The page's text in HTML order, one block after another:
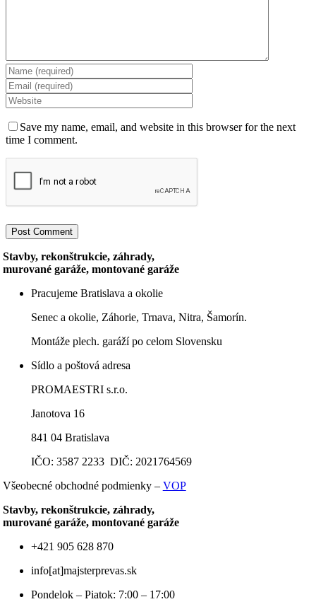
Save my name, email, and website in this browser for the next
time I comment.
Stavby, rekonštrukcie, záhrady,
murované garáže, montované garáže
Pracujeme Bratislava a okolie
Senec a okolie, Záhorie, Trnava, Nitra, Šamorín.
Montáže plech. garáží po celom Slovensku
Sídlo a poštová adresa
PROMAESTRI s.r.o.
Janotova 16
841 04 Bratislava
IČO: 3587 2233 DIČ: 2021764569
Všeobecné obchodné podmienky – VOP
Stavby, rekonštrukcie, záhrady,
murované garáže, montované garáže
+421 905 628 870
info[at]majsterprevas.sk
Pondelok – Piatok: 7:00 – 17:00